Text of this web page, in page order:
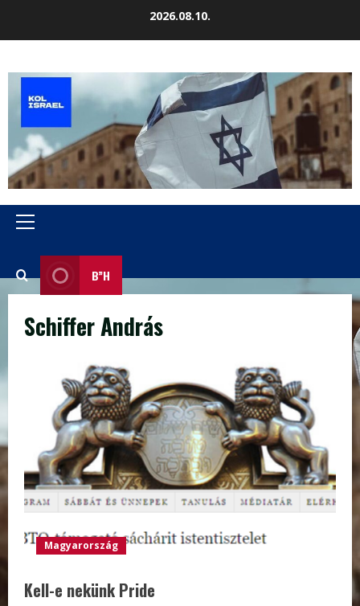
2026.08.10.
Primary
B”H
Schiffer András
Magyarország
Kell-e nekünk Pride